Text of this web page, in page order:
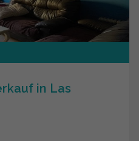
in Las